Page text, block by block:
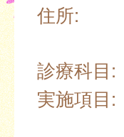
住所:
診療科目:
実施項目: